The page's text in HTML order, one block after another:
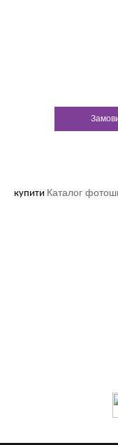
купити Каталог